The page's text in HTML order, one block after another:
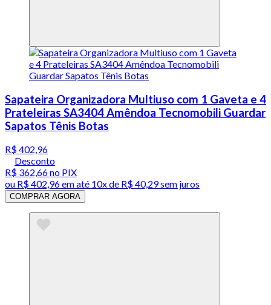
Sapateira Organizadora Multiuso com 1 Gaveta e 4
Prateleiras SA3404 Amêndoa Tecnomobili Guardar
Sapatos Tênis Botas
R$ 402,96
Desconto
R$ 362,66no PIX
ou R$ 402,96em até 10x de R$ 40,29 sem juros
COMPRAR AGORA